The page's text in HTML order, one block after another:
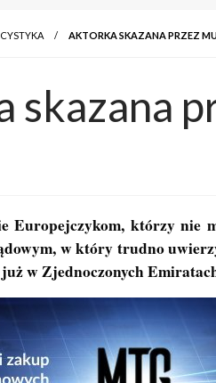
AKTORKA SKAZANA PRZEZ
skazana
Europejczykom, którzy nie
w który trudno
w Zjednoczonych